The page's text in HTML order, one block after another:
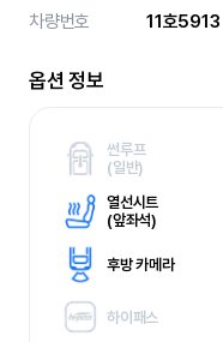
차량번호
11호5913
옵션 정보
썬루프
(일반)
열선시트
(앞좌석)
후방 카메라
하이패스